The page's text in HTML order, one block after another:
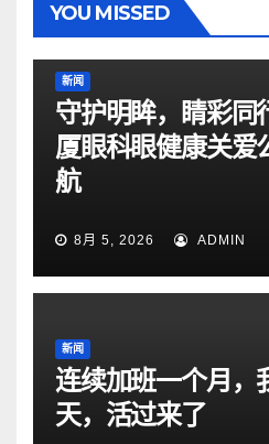
YOU MISSED
新闻
守护明眸，睛彩同
厦眼科眼健康关爱
航
8月 5, 2026 ADMIN
新闻
连续加班一个月，
天，活过来了